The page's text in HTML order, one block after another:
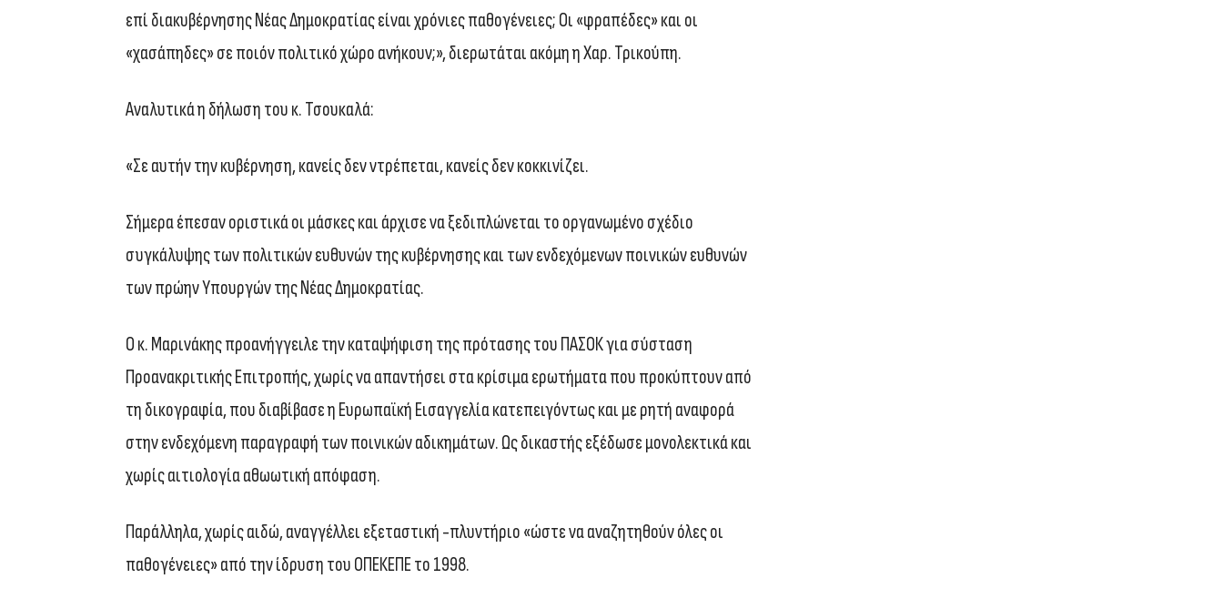
επί διακυβέρνησης Νέας Δημοκρατίας είναι χρόνιες παθογένειες; Οι «φραπέδες» και οι
«χασάπηδες» σε ποιόν πολιτικό χώρο ανήκουν;», διερωτάται ακόμη η Χαρ. Τρικούπη.
Αναλυτικά η δήλωση του κ. Τσουκαλά:
«Σε αυτήν την κυβέρνηση, κανείς δεν ντρέπεται, κανείς δεν κοκκινίζει.
Σήμερα έπεσαν οριστικά οι μάσκες και άρχισε να ξεδιπλώνεται το οργανωμένο σχέδιο
συγκάλυψης των πολιτικών ευθυνών της κυβέρνησης και των ενδεχόμενων ποινικών ευθυνών
των πρώην Υπουργών της Νέας Δημοκρατίας.
Ο κ. Μαρινάκης προανήγγειλε την καταψήφιση της πρότασης του ΠΑΣΟΚ για σύσταση
Προανακριτικής Επιτροπής, χωρίς να απαντήσει στα κρίσιμα ερωτήματα που προκύπτουν από
τη δικογραφία, που διαβίβασε η Ευρωπαϊκή Εισαγγελία κατεπειγόντως και με ρητή αναφορά
στην ενδεχόμενη παραγραφή των ποινικών αδικημάτων. Ως δικαστής εξέδωσε μονολεκτικά και
χωρίς αιτιολογία αθωωτική απόφαση.
Παράλληλα, χωρίς αιδώ, αναγγέλλει εξεταστική -πλυντήριο «ώστε να αναζητηθούν όλες οι
παθογένειες» από την ίδρυση του ΟΠΕΚΕΠΕ το 1998.